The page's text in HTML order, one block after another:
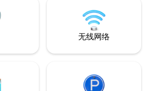
洛温泉水疗中心
我们可以满足每个
有三间卧室和两间
无线网络